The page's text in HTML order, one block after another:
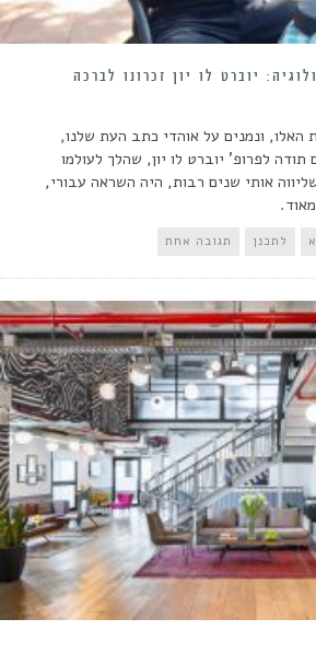
יוברט לו יון זכרונו לברכה
האלו, ונמנים על אוהדי כתב העת שלנו,
לפרופ' יוברט לו יון, שהלך לעולמו
אותי שנים רבות, היה השראה עבורי,
לתכנן תגובה אחת